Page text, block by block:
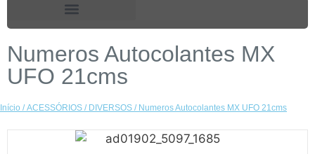
Numeros Autocolantes MX
UFO 21cms
Início /ACESSÓRIOS / DIVERSOS / Numeros Autocolantes MX UFO 21cms